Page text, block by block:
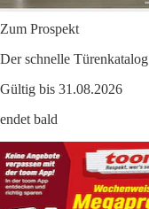
Zum Prospekt
Der schnelle Türenkatalog
Gültig bis 31.08.2026
endet bald